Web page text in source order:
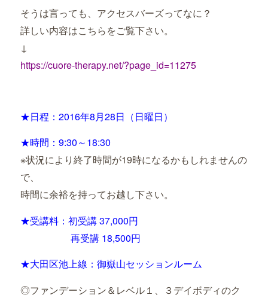
そうは言っても、アクセスバーズってなに？
詳しい内容はこちらをご覧下さい。
↓
https://cuore-therapy.net/?page_id=11275
★日程：2016年8月28日（日曜日）
★時間：9:30～18:30
※状況により終了時間が19時になるかもしれませんの
で、
時間に余裕を持ってお越し下さい。
★受講料：初受講37,000円
再受講 18,500円
★大田区池上線：御嶽山セッションルーム
◎ファンデーション＆レベル１、３デイボディのク